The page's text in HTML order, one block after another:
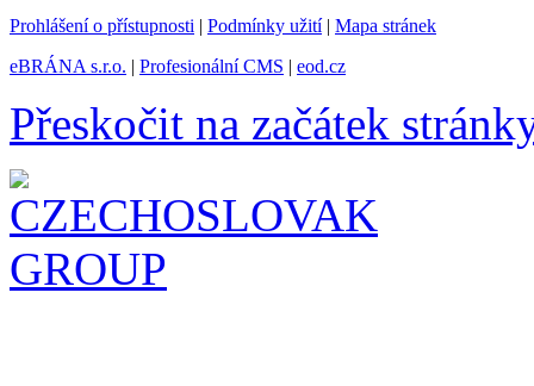
Prohlášení o přístupnosti | Podmínky užití| Mapa stránek
eBRÁNA s.r.o. | Profesionální CMS | eod.cz
Přeskočit na začátek